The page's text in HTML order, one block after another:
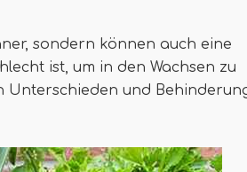
sondern können auch eine
ist, um in den Wachsen zu
Unterschieden und